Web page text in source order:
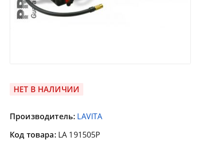
НЕТ В НАЛИЧИИ
Производитель: LAVITA
Код товара: LA 191505P